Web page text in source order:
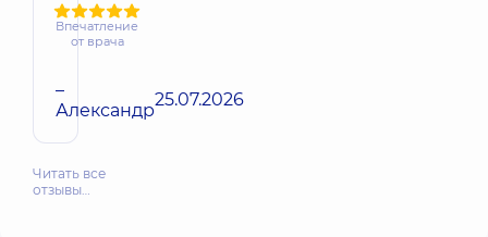
Впечатление
от врача
–
Александр25.07.2026
Читать все
отзывы…